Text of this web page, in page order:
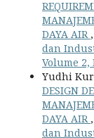
DAYA AIR ,
dan
Volume 2,
Yudhi
DESIGN
DAYA AIR ,
dan